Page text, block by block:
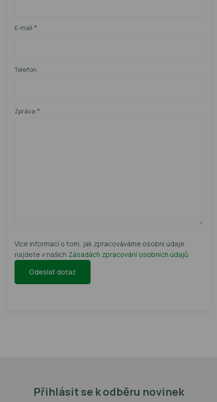
E-mail *
Telefon
Zpráva *
Více informací o tom, jak zpracováváme osobní údaje
najdete v našich Zásadách zpracování osobních údajů.
Přihlásit se k odběru novinek